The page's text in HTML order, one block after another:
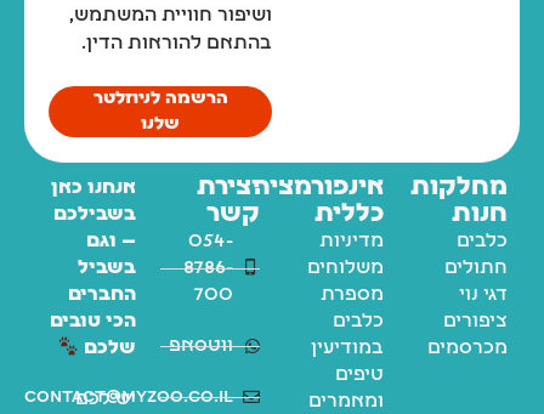
ושיפור חוויית המשתמש,
בהתאם להוראות הדין.
הרשמה לניוזלטר
שלנו
מחלקות
חנות
כלבים
חתולים
דגי נוי
ציפורים
מכרסמים
אינפורמציה
כללית
מדיניות
משלוחים
מספרת
כלבים
במודיעין
טיפים
ומאמרים
יצירת
קשר
054-
8786-
700
ווטסאפ
contact@myzoo.co.il
אנחנו כאן
בשבילכם
— וגם
בשביל
החברים
הכי טובים
שלכם
יש לכם